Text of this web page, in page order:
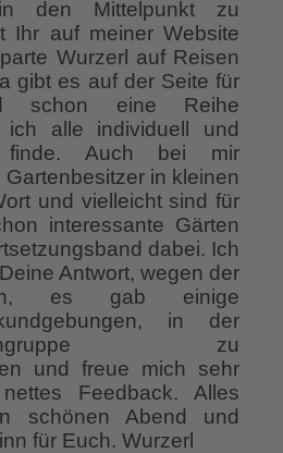
den Mittelpunkt zu
Ihr auf meiner Website
Wurzerl auf Reisen
gibt es auf der Seite für
schon eine Reihe
ich alle individuell und
finde. Auch bei mir
Gartenbesitzer in kleinen
und vielleicht sind für
interessante Gärten
dabei. Ich
Antwort, wegen der
es gab einige
in der
zu
und freue mich sehr
Feedback. Alles
schönen Abend und
für Euch. Wurzerl